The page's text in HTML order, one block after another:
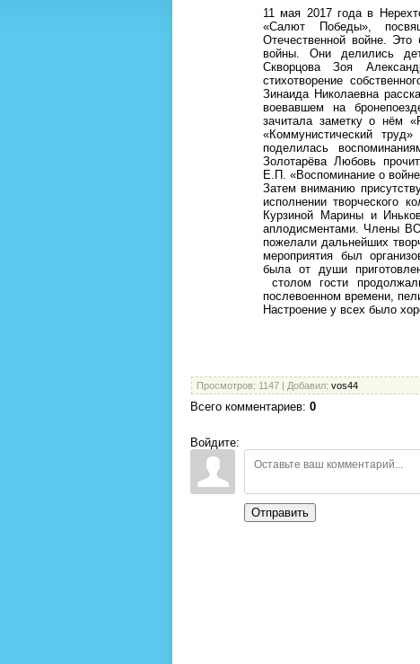
11 мая 2017 года в
«Салют Победы»,
Отечественной войне.
войны. Они делились
Скворцова Зоя
стихотворение
Зинаида Николаевна
воевавшем на
зачитала заметку о нём
«Коммунистический
поделилась
Золотарёва Любовь
Е.П. «Воспоминание о
Затем вниманию
исполнении творческого
Курзиной Марины и
аплодисментами. Члены
пожелали дальнейших
мероприятия был
была от души
столом гости
послевоенном времени,
Настроение у всех было
Просмотров: 1147 | Добавил: vos44
Всего комментариев: 0
Войдите:
Отправить